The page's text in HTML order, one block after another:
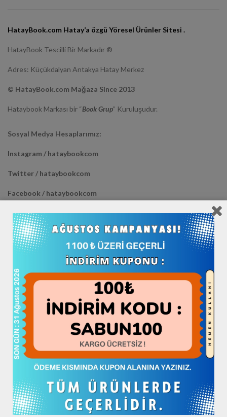
HatayBook.com Hatay’a özgü Yöresel Ürünler Sitesi .
HatayBook Tescilli Bir Markadır ®
Adres: Küçükdalyan Antakya Hatay Merkez
© HatayBook.com Mağaza Since 2013
Hataybook Markası bir “Book Grup” Kuruluşudur.
Sosyal Medya Hesaplarımız:
Instagram / hataybookcom
Twitter / hataybookcom
Facebook / hataybookcom
Youtube / hataybookcom
Diğer Mağazalarımız :
Trendyol >> HATAYBOOK <<
Hepsiburada >> HATAYBOOK <<
Hatay Yerli Üretim